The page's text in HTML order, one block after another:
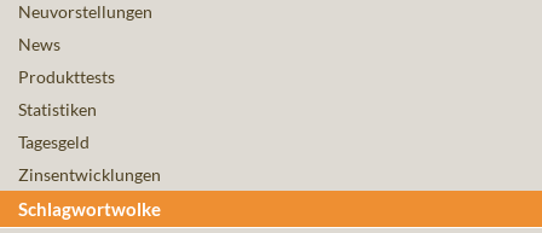
Neuvorstellungen
News
Produkttests
Statistiken
Tagesgeld
Zinsentwicklungen
Schlagwortwolke